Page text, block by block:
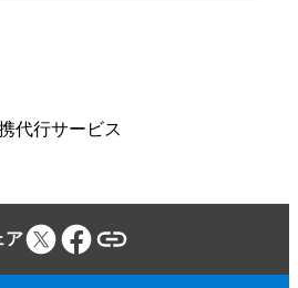
代行サービス
ア